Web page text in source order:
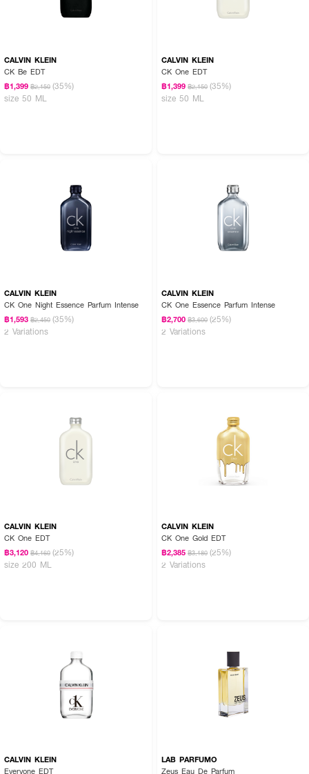
● สามารถฉีดลงบนตัวสุนัขได้โดยตรง (หลีกเลี่ยงบริเวณจมูก)
CALVIN KLEIN
CK Be EDT
฿1,399 ฿2,150 (35%)
size 50 ML
CALVIN KLEIN
CK One EDT
฿1,399 ฿2,150 (35%)
size 50 ML
CALVIN KLEIN
CK One Night Essence Parfum Intense
฿1,593 ฿2,450 (35%)
2 Variations
CALVIN KLEIN
CK One Essence Parfum Intense
฿2,700 ฿3,600 (25%)
2 Variations
CALVIN KLEIN
CK One EDT
฿3,120 ฿4,160 (25%)
size 200 ML
CALVIN KLEIN
CK One Gold EDT
฿2,385 ฿3,180 (25%)
2 Variations
CALVIN KLEIN
Everyone EDT
LAB PARFUMO
Zeus Eau De Parfum